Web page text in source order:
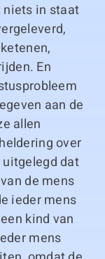
niets in staat
En
aan de
allen
over
dat
de mens
ieder mens
kind van
mens